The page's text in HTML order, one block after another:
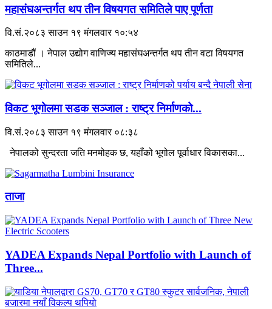
महासंघअन्तर्गत थप तीन विषयगत समितिले पाए पूर्णता
वि.सं.२०८३ साउन १९ मंगलवार १०:५४
काठमाडौं । नेपाल उद्योग वाणिज्य महासंघअन्तर्गत थप तीन वटा विषयगत
समितिले...
विकट भूगोलमा सडक सञ्जाल : राष्ट्र निर्माणको...
वि.सं.२०८३ साउन १९ मंगलवार ०८:३८
नेपालको सुन्दरता जति मनमोहक छ, यहाँको भूगोल पूर्वाधार विकासका...
ताजा
YADEA Expands Nepal Portfolio with Launch of
Three...